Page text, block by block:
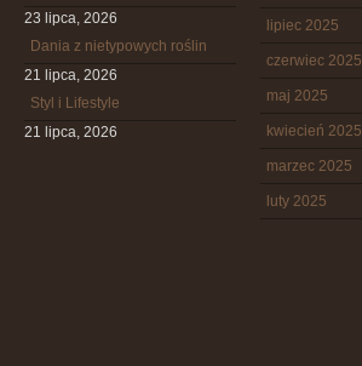
23 lipca, 2026
Dania z nietypowych roślin
21 lipca, 2026
Styl i Lifestyle
21 lipca, 2026
lipiec 2025
czerwiec 2025
maj 2025
kwiecień 2025
marzec 2025
luty 2025